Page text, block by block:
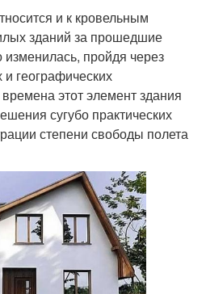
и к кровельным
зданий за прошедшие
пройдя через
и географических
этот элемент здания
сугубо практических
степени свободы полета